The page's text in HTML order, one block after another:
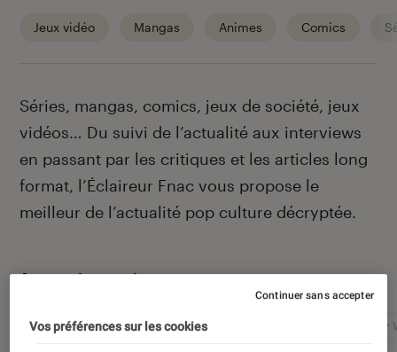
Jeux vidéo Mangas Animes Comics
Introduction
Séries, mangas, comics, jeux de société, jeux
vidéos… Du suivi de l’actualité aux interviews
en passant par les critiques et les articles long
format, l’Éclaireur Fnac vous propose le
meilleur de l’actualité pop culture décryptée.
Autour de ce sujet
Netflix Marvel Nintendo Star
Vos préférences sur les cookies
Continuer sans accepter